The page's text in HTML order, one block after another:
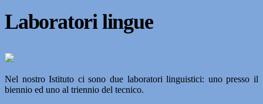
Laboratori lingue
Nel nostro Istituto ci sono due laboratori linguistici: uno presso il
biennio ed uno al triennio del tecnico.